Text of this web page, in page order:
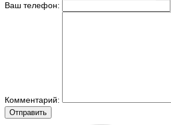
Ваш телефон:
Комментарий:
Отправить